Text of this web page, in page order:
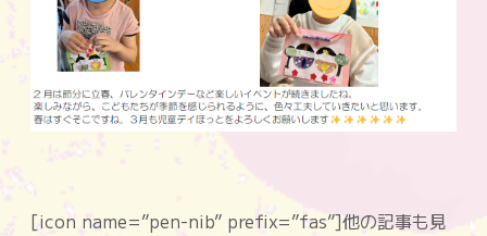
[icon name=”pen-nib” prefix=”fas”]他の記事も見